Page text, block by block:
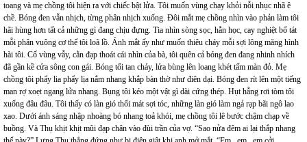
toang và mẹ chồng tôi hiện ra với chiếc bật lửa. Tôi muốn vùng chạy khỏi nỗi nhục nhã ê
chề. Bóng đen vẫn nhịch, từng phân nhịch xuống. Đôi mắt mẹ chồng nhìn vào phản làm tôi
hãi hùng hơn tất cả những gì đang chịu đựng. Tia nhìn sòng sọc, hằn học, cay nghiệt bổ tát
mỗi phân vuông cơ thể tôi loã lồ. Ánh mắt ấy như muốn thiêu cháy mỗi sợi lông măng hình
hài tôi. Cố vùng vẫy, cằn đạp thoát cái nhìn của bà, tôi quên cả bóng đen đang nhinh nhích
đã gần kề cửa sông con gái. Bóng tối tan chảy, lửa bùng lên loang khét tấm màn đỏ. Mẹ
chồng tôi phẩy lia phẩy lịa nắm nhang khắp bàn thờ như điên dại. Bóng đen rít lên một tiếng
man rợ xoẹt ngang lửa nhang. Bụng tôi kéo một vật gì dài cứng thép. Hụt hẫng rơi tòm tôi
xuống đâu đâu. Tôi thấy có làn gió thổi mát sợi tóc, những làn gió làm ngả rạp bãi ngô lao
xao. Dưới ánh sáng nhập nhoàng bó nhang toả khói, mẹ chồng tôi lê bước chậm chạp về
buồng. Và Thụ khịt khịt mũi đạp chân vào đùi trần của vợ. “Sao nửa đêm ai lại thắp nhang